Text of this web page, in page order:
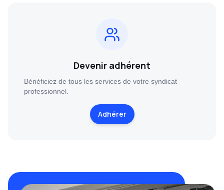
Devenir adhérent
Bénéficiez de tous les services de votre syndicat
professionnel.
Adhérer